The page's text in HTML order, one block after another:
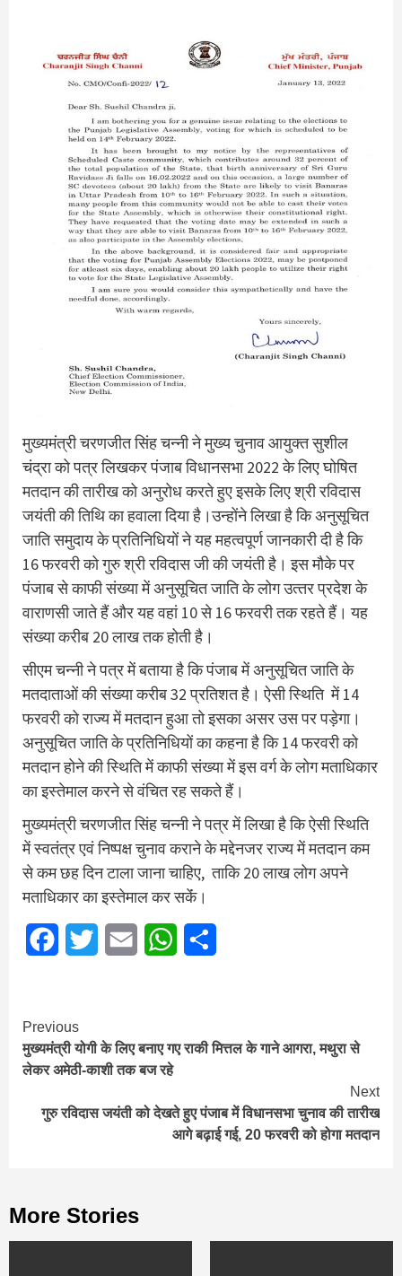
मुख्‍यमंत्री चरणजीत सिंह चन्‍नी ने मुख्‍य चुनाव आयुक्‍त सुशील
चंद्रा को पत्र लिखकर पंजाब विधानसभा 2022 के लिए घोषित
मतदान की तारीख को अनुरोध करते हुए इसके लिए श्री रविदास
जयंती की तिथि का हवाला दिया है।उन्‍होंने लिखा है कि अनुसूचित
जाति समुदाय के प्रतिनिधियों ने यह महत्‍वपूर्ण जानकारी दी है कि
16 फरवरी को गुरु श्री रविदास जी की जयंती है। इस मौके पर
पंजाब से काफी संख्‍या में अनुसूचित जाति के लोग उत्‍तर प्रदेश के
वाराणसी जाते हैं और यह वहां 10 से 16 फरवरी तक रहते हैं। यह
संख्‍या करीब 20 लाख तक होती है।
सीएम चन्‍नी ने पत्र में बताया है कि पंजाब में अनुसूचित जाति के
मतदाताओं की संख्‍या करीब 32 प्रतिशत है। ऐसी स्थिति में 14
फरवरी को राज्‍य में मतदान हुआ तो इसका असर उस पर पड़ेगा।
अनुसूचित जाति के प्रतिनिधियों का कहना है कि 14 फरवरी को
मतदान होने की स्थिति में काफी संख्‍या में इस वर्ग के लोग मताधिकार
का इस्‍तेमाल करने से वंचित रह सकते हैं।
मुख्‍यमंत्री चरणजीत सिंह चन्‍नी ने पत्र में लिखा है कि ऐसी स्थिति
में स्‍वतंत्र एवं निष्‍पक्ष चुनाव कराने के मद्देनजर राज्‍य में मतदान कम
से कम छह दिन टाला जाना चाहिए, ताकि 20 लाख लोग अपने
मताधिकार का इस्‍तेमाल कर सकेंं।
FacebookTwitter Email WhatsApp
Continue
Reading
Previous
मुख्यमंत्री योगी के लिए बनाए गए राकी मित्तल के गाने आगरा, मथुरा से
लेकर अमेठी-काशी तक बज रहे
Next
गुरु रविदास जयंती को देखते हुए पंजाब में विधानसभा चुनाव की तारीख
आगे बढ़ाई गई, 20 फरवरी को होगा मतदान
More Stories